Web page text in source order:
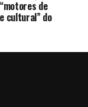
de
cultural” do